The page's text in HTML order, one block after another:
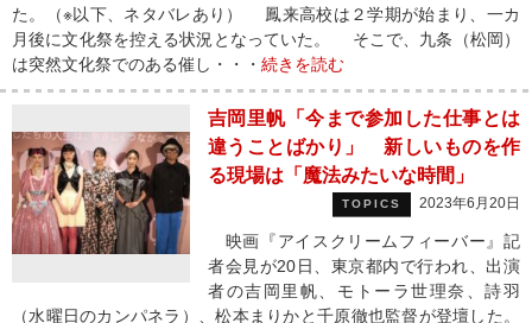
た。（※以下、ネタバレあり） 鳳来高校は２学期が始まり、一カ
月後に文化祭を控える状況となっていた。 そこで、九条（松岡）
は突然文化祭でのある催し・・・ 続きを読む
吉岡里帆「今まで参加した仕事とは
違うことばかり」 新しいものを作
る現場は「魔法みたいな時間」
TOPICS 2023年6月20日
映画『アイスクリームフィーバー』記
者会見が20日、東京都内で行われ、出演
者の吉岡里帆、モトーラ世理奈、詩羽
（水曜日のカンパネラ）、松本まりかと千原徹也監督が登壇した。